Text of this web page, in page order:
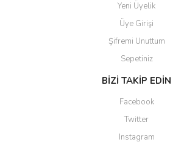
Yeni Üyelik
Üye Girişi
Şifremi Unuttum
Sepetiniz
BİZİ TAKİP EDİN
Facebook
Twitter
Instagram